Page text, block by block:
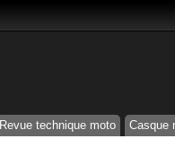
Revue technique moto Casque